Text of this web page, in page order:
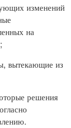
изменений
на
вытекающие из
решения